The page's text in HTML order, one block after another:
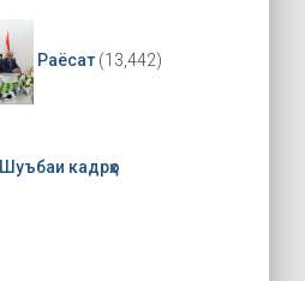
Раёсат (13,442)
Шуъбаи кадрҳо